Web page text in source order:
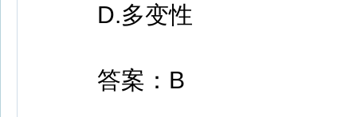
D.多变性
答案：B